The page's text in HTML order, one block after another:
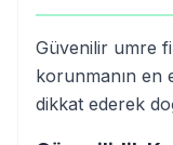
Güvenilir umre
korunmanın en
dikkat ederek